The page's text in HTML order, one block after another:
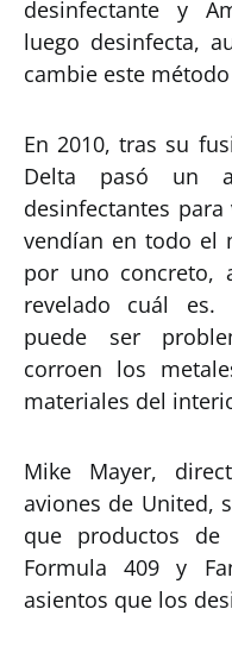
desinfectante y
luego desinfecta,
cambie este
En 2010, tras su
Delta pasó un
desinfectantes
vendían en todo el
por uno concreto,
revelado cuál es.
puede ser
corroen los
materiales del
Mike Mayer,
aviones de United,
que productos de
Formula 409 y
asientos que los